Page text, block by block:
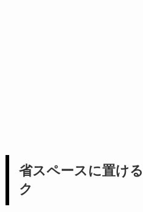
省スペースに置け
ク